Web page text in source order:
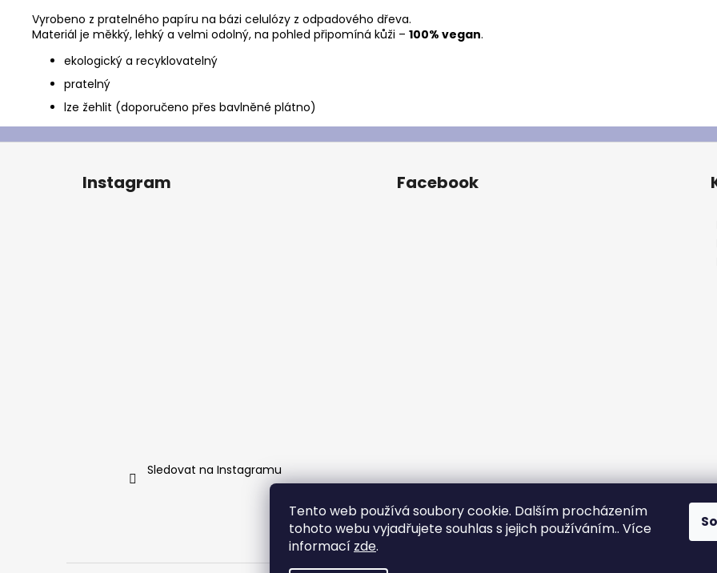
Tento web používá soubory cookie. Dalším procházením
tohoto webu vyjadřujete souhlas s jejich používáním.. Více
informací zde.
Vyrobeno z pratelného papíru na bázi celulózy z odpadového dřeva.
Materiál je měkký, lehký a velmi odolný, na pohled připomíná kůži – 100% vegan.
ekologický a recyklovatelný
pratelný
lze žehlit (doporučeno přes bavlněné plátno)
Z
Instagram
Sledovat na Instagramu
Facebook